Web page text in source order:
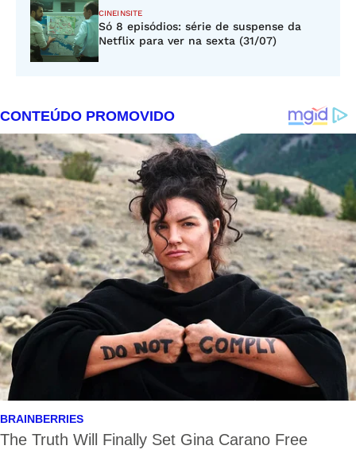
CINEINSITE
Só 8 episódios: série de suspense da
Netflix para ver na sexta (31/07)